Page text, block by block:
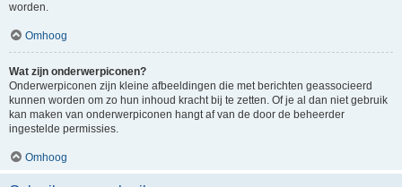
worden.
Omhoog
Wat zijn onderwerpiconen?
Onderwerpiconen zijn kleine afbeeldingen die met berichten geassocieerd
kunnen worden om zo hun inhoud kracht bij te zetten. Of je al dan niet gebruik
kan maken van onderwerpiconen hangt af van de door de beheerder
ingestelde permissies.
Omhoog